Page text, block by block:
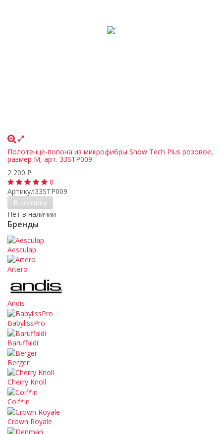
Полотенце-попона из микрофибры Show Tech Plus розовое,
размер М, арт. 33STP009
2 200 ₽
0
Артикул33STP009
В корзину
Нет в наличии
Бренды
Aesculap
Artero
Andis
BabylissPro
Baruffaldi
Berger
Cherry Knoll
Coif*in
Crown Royale